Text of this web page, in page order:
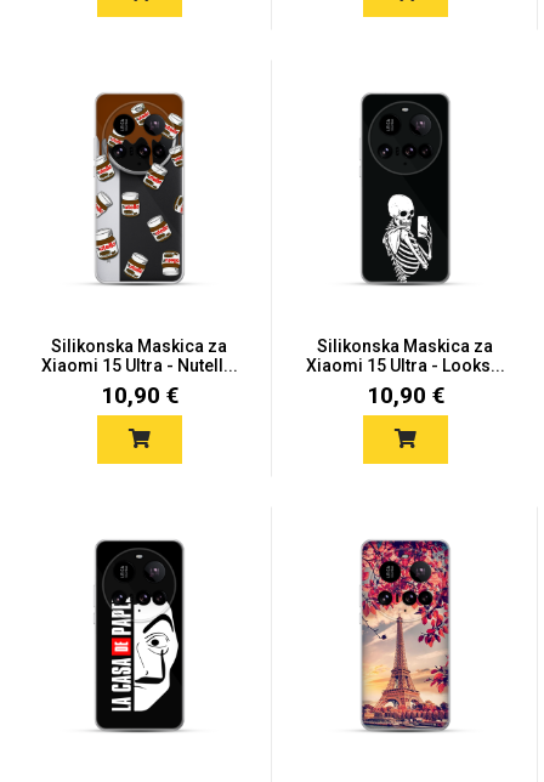
Silikonska Maskica za
Xiaomi 15 Ultra - Nutell...
10,90 €
Silikonska Maskica za
Xiaomi 15 Ultra - Looks...
10,90 €
Svijet životinja Auto - Moto motivi
Mandale / Cvjetni
MarbleMania